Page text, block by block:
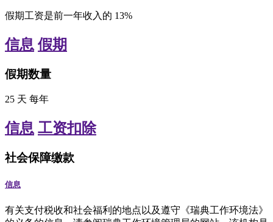
假期工资是前一年收入的 13%
信息 假期
假期数量
25 天 每年
信息 工资扣除
社会保障缴款
信息
有关支付税收和社会福利的地点以及遵守《瑞典工作环境法》